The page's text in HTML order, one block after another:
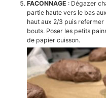
FACONNAGE : Dégazer
partie haute vers le bas
haut aux 2/3 puis
bouts. Poser les petits
de papier cuisson.